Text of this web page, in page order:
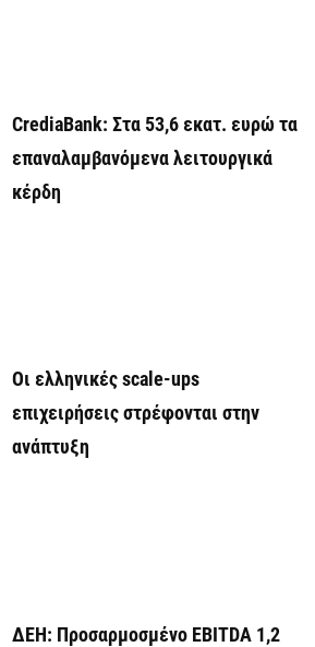
CrediaBank: Στα 53,6 εκατ. ευρώ τα
επαναλαμβανόμενα λειτουργικά
κέρδη
Οι ελληνικές scale-ups
επιχειρήσεις στρέφονται στην
ανάπτυξη
ΔΕΗ: Προσαρμοσμένο EBITDA 1,2